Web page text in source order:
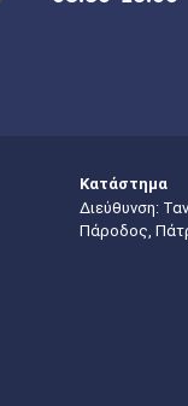
Κατάστημα
Διεύθυνση:
Πάροδος,